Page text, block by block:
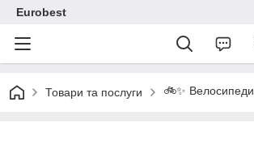
Eurobest
Товари та послуги 🚲✨ Велосипеди